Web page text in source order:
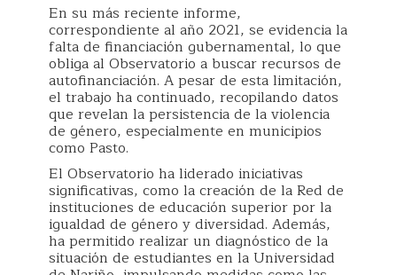
En su más reciente informe,
correspondiente al año 2021, se evidencia la
falta de financiación gubernamental, lo que
obliga al Observatorio a buscar recursos de
autofinanciación. A pesar de esta limitación,
el trabajo ha continuado, recopilando datos
que revelan la persistencia de la violencia
de género, especialmente en municipios
como Pasto.
El Observatorio ha liderado iniciativas
significativas, como la creación de la Red de
instituciones de educación superior por la
igualdad de género y diversidad. Además,
ha permitido realizar un diagnóstico de la
situación de estudiantes en la Universidad